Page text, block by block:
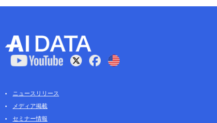
ニュースリリース
メディア掲載
セミナー情報